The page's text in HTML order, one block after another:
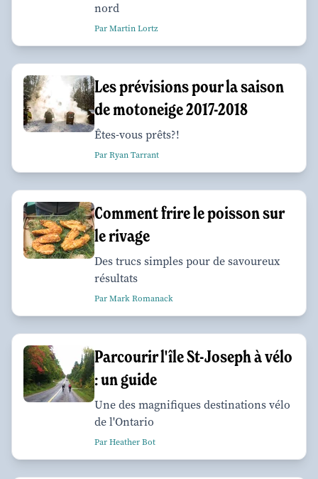
nord
Par Martin Lortz
Les prévisions pour la saison
de motoneige 2017-2018
Êtes-vous prêts?!
Par Ryan Tarrant
Comment frire le poisson sur
le rivage
Des trucs simples pour de savoureux
résultats
Par Mark Romanack
Parcourir l'île St-Joseph à vélo
: un guide
Une des magnifiques destinations vélo
de l'Ontario
Par Heather Bot